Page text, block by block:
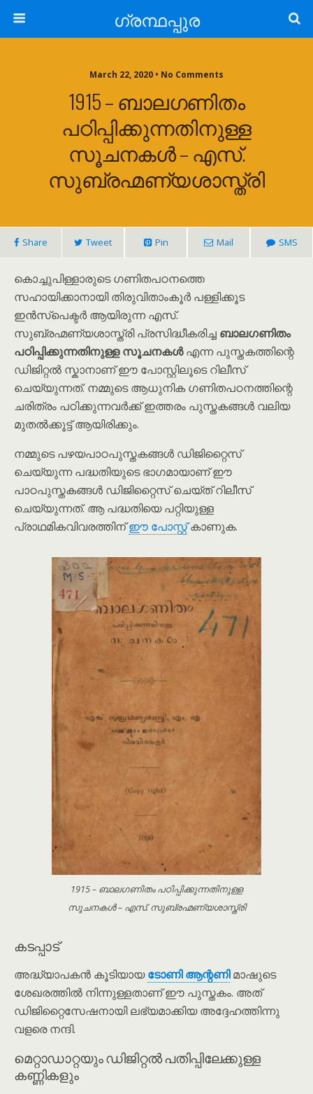
ഗ്രന്ഥപ്പുര
March 22, 2020 • No Comments
1915 – ബാലഗണിതം
പഠിപ്പിക്കുന്നതിനുള്ള
സൂചനകൾ – എസ്.
സുബ്രഹ്മണ്യശാസ്ത്രി
Share Tweet Pin Mail SMS
കൊച്ചുപിള്ളാരുടെ ഗണിതപഠനത്തെ
സഹായിക്കാനായി തിരുവിതാംകൂർ പള്ളിക്കൂട
ഇൻസ്പെക്ടർ ആയിരുന്ന എസ്.
സുബ്രഹ്മണ്യശാസ്ത്രി പ്രസിദ്ധീകരിച്ച ബാലഗണിതം
പഠിപ്പിക്കുന്നതിനുള്ള സൂചനകൾഎന്ന പുസ്തകത്തിന്റെ
ഡിജിറ്റൽ സ്കാനാണ് ഈ പോസ്റ്റിലൂടെ റിലീസ്
ചെയ്യുന്നത്. നമ്മുടെ ആധുനിക ഗണിതപഠനത്തിന്റെ
ചരിത്രം പഠിക്കുന്നവർക്ക് ഇത്തരം പുസ്തകങ്ങൾ വലിയ
മുതൽക്കൂട്ട് ആയിരിക്കും.
നമ്മുടെ പഴയപാഠപുസ്തകങ്ങൾ ഡിജിറ്റൈസ്
ചെയ്യുന്ന പദ്ധതിയുടെ ഭാഗമായാണ് ഈ
പാഠപുസ്തകങ്ങൾ ഡിജിറ്റൈസ് ചെയ്ത് റിലീസ്
ചെയ്യുന്നത്. ആ പദ്ധതിയെ പറ്റിയുള്ള
പ്രാഥമികവിവരത്തിന്ഈ പോസ്റ്റ്കാണുക.
1915 – ബാലഗണിതം പഠിപ്പിക്കുന്നതിനുള്ള
സൂചനകൾ – എസ്. സുബ്രഹ്മണ്യശാസ്ത്രി
കടപ്പാട്
അദ്ധ്യാപകൻ കൂടിയായടോണി ആന്റണിമാഷുടെ
ശേഖരത്തിൽ നിന്നുള്ളതാണ് ഈ പുസ്തകം. അത്
ഡിജിറ്റൈസേഷനായി ലഭ്യമാക്കിയ അദ്ദേഹത്തിന്നു
വളരെ നന്ദി.
മെറ്റാഡാറ്റയും ഡിജിറ്റൽ പതിപ്പിലേക്കുള്ള
കണ്ണികളും